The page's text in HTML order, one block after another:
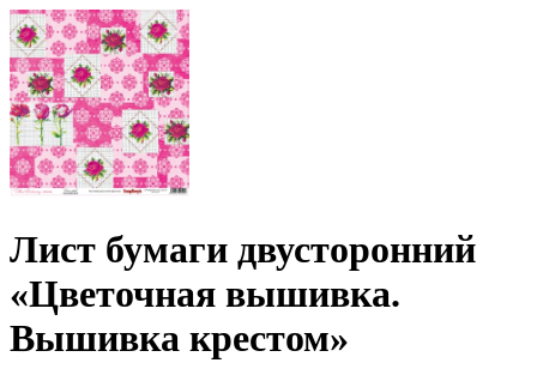
Лист бумаги двусторонний
«Цветочная вышивка.
Вышивка крестом»